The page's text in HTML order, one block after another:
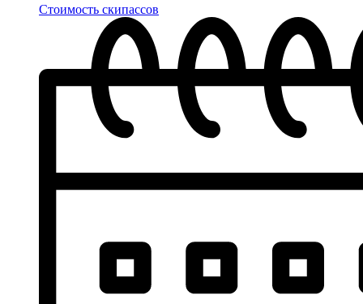
Стоимость скипассов